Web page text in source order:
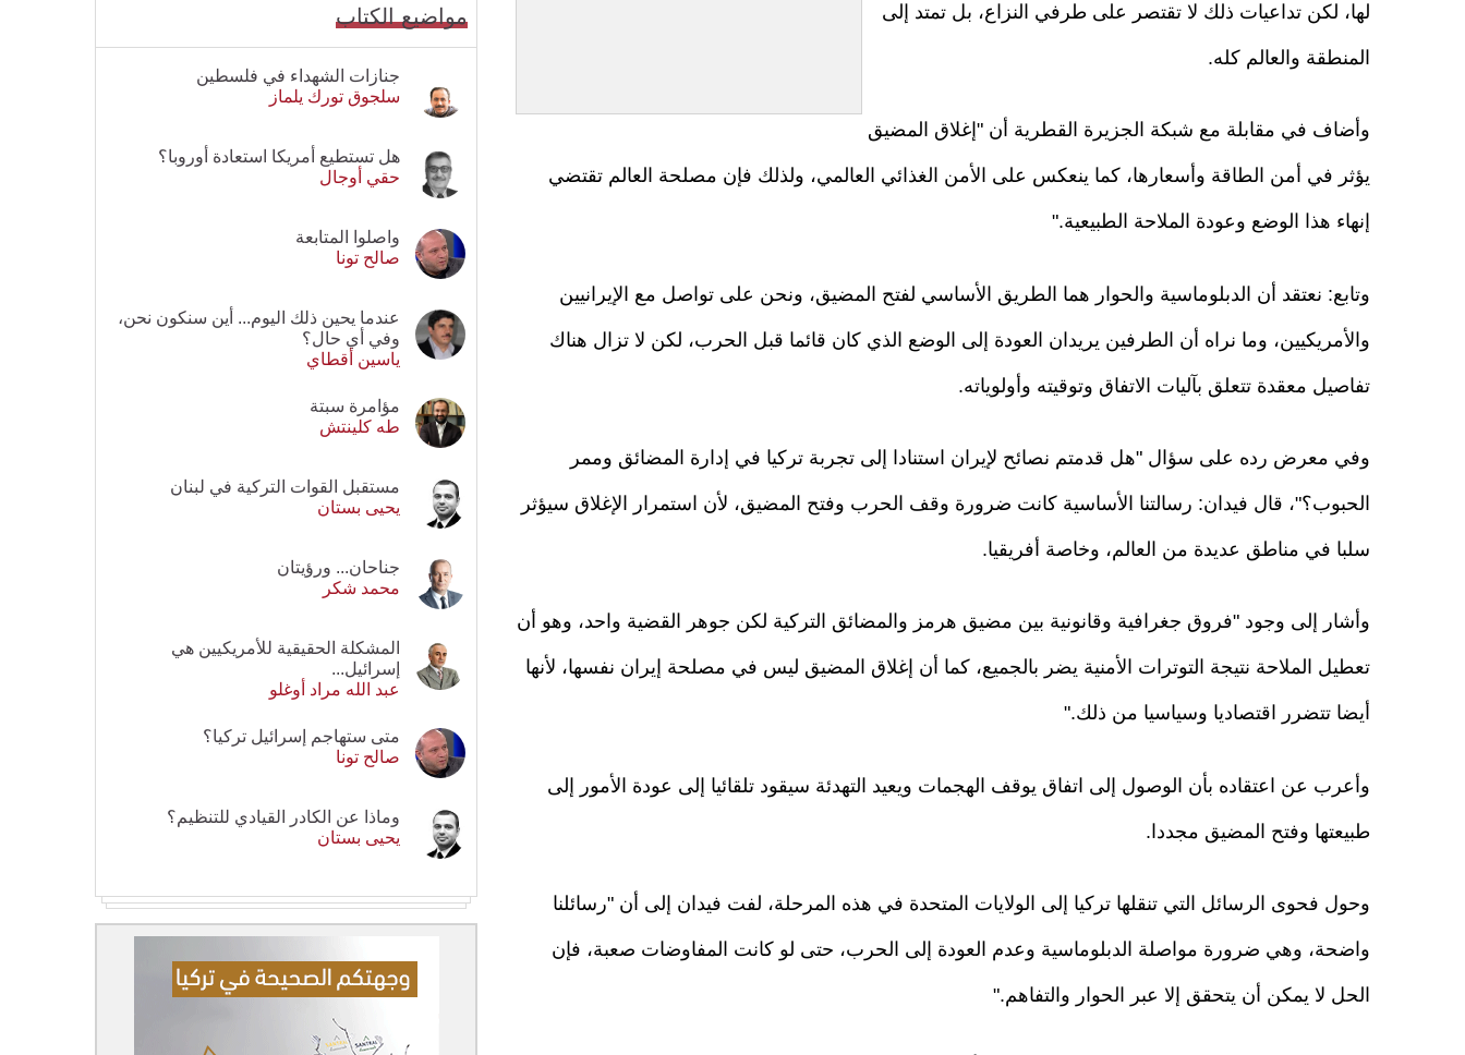
لها، لكن تداعيات ذلك لا تقتصر على طرفي النزاع، بل تمتد إلى
المنطقة والعالم كله.
وأضاف في مقابلة مع شبكة الجزيرة القطرية أن "إغلاق المضيق
يؤثر في أمن الطاقة وأسعارها، كما ينعكس على الأمن الغذائي العالمي، ولذلك فإن مصلحة العالم تقتضي
إنهاء هذا الوضع وعودة الملاحة الطبيعية."
وتابع: نعتقد أن الدبلوماسية والحوار هما الطريق الأساسي لفتح المضيق، ونحن على تواصل مع الإيرانيين
والأمريكيين، وما نراه أن الطرفين يريدان العودة إلى الوضع الذي كان قائما قبل الحرب، لكن لا تزال هناك
تفاصيل معقدة تتعلق بآليات الاتفاق وتوقيته وأولوياته.
وفي معرض رده على سؤال "هل قدمتم نصائح لإيران استنادا إلى تجربة تركيا في إدارة المضائق وممر
الحبوب؟"، قال فيدان: رسالتنا الأساسية كانت ضرورة وقف الحرب وفتح المضيق، لأن استمرار الإغلاق سيؤثر
سلبا في مناطق عديدة من العالم، وخاصة أفريقيا.
وأشار إلى وجود "فروق جغرافية وقانونية بين مضيق هرمز والمضائق التركية لكن جوهر القضية واحد، وهو أن
تعطيل الملاحة نتيجة التوترات الأمنية يضر بالجميع، كما أن إغلاق المضيق ليس في مصلحة إيران نفسها، لأنها
أيضا تتضرر اقتصاديا وسياسيا من ذلك."
وأعرب عن اعتقاده بأن الوصول إلى اتفاق يوقف الهجمات ويعيد التهدئة سيقود تلقائيا إلى عودة الأمور إلى
طبيعتها وفتح المضيق مجددا.
وحول فحوى الرسائل التي تنقلها تركيا إلى الولايات المتحدة في هذه المرحلة، لفت فيدان إلى أن "رسائلنا
واضحة، وهي ضرورة مواصلة الدبلوماسية وعدم العودة إلى الحرب، حتى لو كانت المفاوضات صعبة، فإن
الحل لا يمكن أن يتحقق إلا عبر الحوار والتفاهم."
مواضيع الكتاب
جنازات الشهداء في فلسطين
سلجوق تورك يلماز
هل تستطيع أمريكا استعادة أوروبا؟
حقي أوجال
واصلوا المتابعة
صالح تونا
عندما يحين ذلك اليوم... أين سنكون نحن،
وفي أي حال؟
ياسين أقطاي
مؤامرة سبتة
طه كلينتش
مستقبل القوات التركية في لبنان
يحيى بستان
جناحان... ورؤيتان
محمد شكر
المشكلة الحقيقية للأمريكيين هي
إسرائيل...
عبد الله مراد أوغلو
متى ستهاجم إسرائيل تركيا؟
صالح تونا
وماذا عن الكادر القيادي للتنظيم؟
يحيى بستان